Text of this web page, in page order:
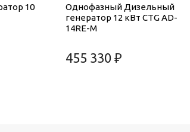
10
Однофазный Дизельный
генератор 12 кВт CTG AD-
14RE-M
455 330 ₽